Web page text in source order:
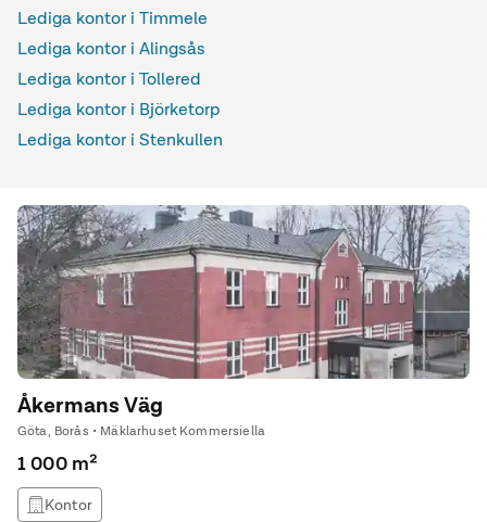
Lediga kontor i Timmele
Lediga kontor i Alingsås
Lediga kontor i Tollered
Lediga kontor i Björketorp
Lediga kontor i Stenkullen
Åkermans Väg
Göta, Borås • Mäklarhuset Kommersiella
1 000 m²
Kontor